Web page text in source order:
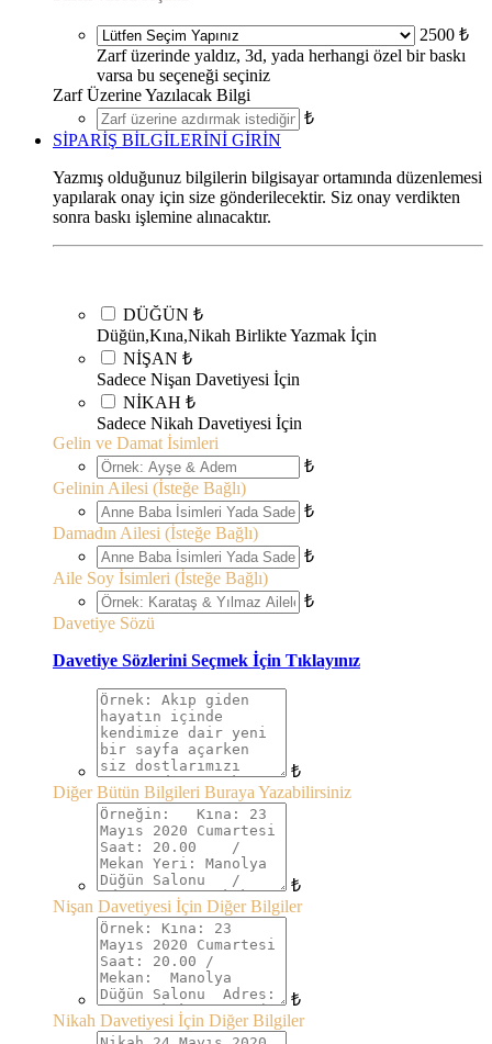
2500 ₺
Zarf üzerinde yaldız, 3d, yada herhangi özel bir baskı
varsa bu seçeneği seçiniz
Zarf Üzerine Yazılacak Bilgi
₺
SİPARİŞ BİLGİLERİNİ GİRİN
Yazmış olduğunuz bilgilerin bilgisayar ortamında düzenlemesi
yapılarak onay için size gönderilecektir. Siz onay verdikten
sonra baskı işlemine alınacaktır.
DÜĞÜN ₺
Düğün,Kına,Nikah Birlikte Yazmak İçin
NİŞAN ₺
Sadece Nişan Davetiyesi İçin
NİKAH ₺
Sadece Nikah Davetiyesi İçin
Gelin ve Damat İsimleri
₺
Gelinin Ailesi (İsteğe Bağlı)
₺
Damadın Ailesi (İsteğe Bağlı)
₺
Aile Soy İsimleri (İsteğe Bağlı)
₺
Davetiye Sözü
Davetiye Sözlerini Seçmek İçin Tıklayınız
₺
Diğer Bütün Bilgileri Buraya Yazabilirsiniz
₺
Nişan Davetiyesi İçin Diğer Bilgiler
₺
Nikah Davetiyesi İçin Diğer Bilgiler